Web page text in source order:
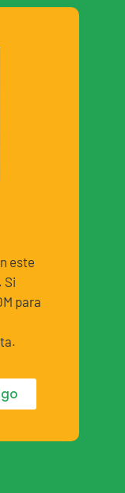
este
Si
para